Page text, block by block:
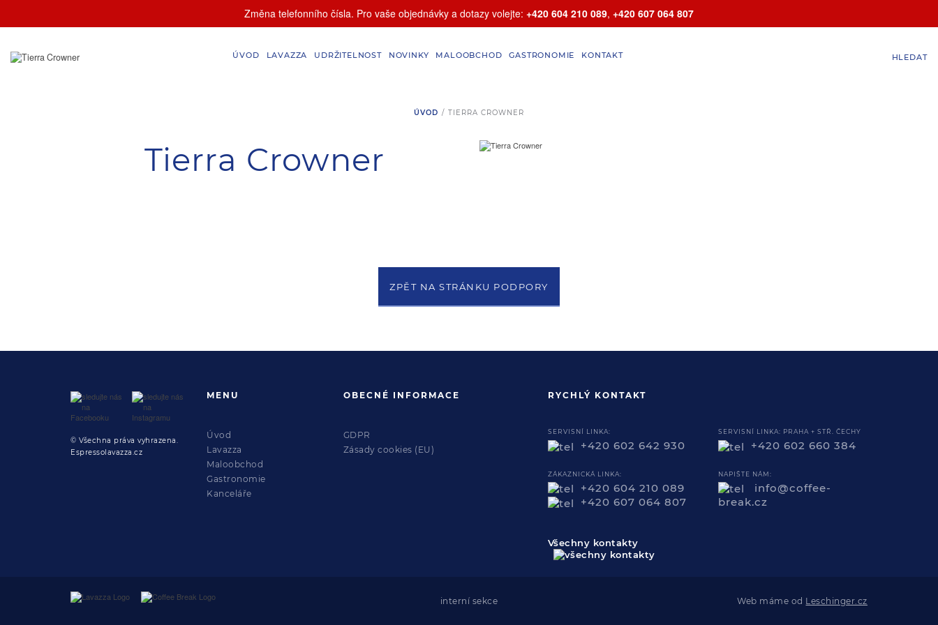
Změna telefonního čísla. Pro vaše objednávky a dotazy volejte: +420 604 210 089, +420 607 064 807
ÚVOD LAVAZZA UDRŽITELNOST NOVINKY MALOOBCHOD GASTRONOMIE KONTAKT HLEDAT
ÚVOD / TIERRA CROWNER
Tierra Crowner
ZPĚT NA STRÁNKU PODPORY
© Všechna práva vyhrazena.
Espressolavazza.cz
MENU
Úvod
Lavazza
Maloobchod
Gastronomie
Kanceláře
OBECNÉ INFORMACE
GDPR
Zásady cookies (EU)
RYCHLÝ KONTAKT
SERVISNÍ LINKA:
+420 602 642 930
SERVISNÍ LINKA: PRAHA + STŘ. ČECHY
+420 602 660 384
ZÁKAZNICKÁ LINKA:
+420 604 210 089
+420 607 064 807
NAPIŠTE NÁM:
info@coffee-
break.cz
Všechny kontakty
interní sekce Web máme od Leschinger.cz